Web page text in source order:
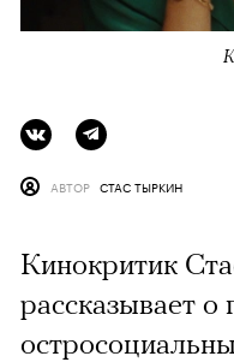
АВТОР СТАС ТЫРКИН
Кинокритик
рассказывает о